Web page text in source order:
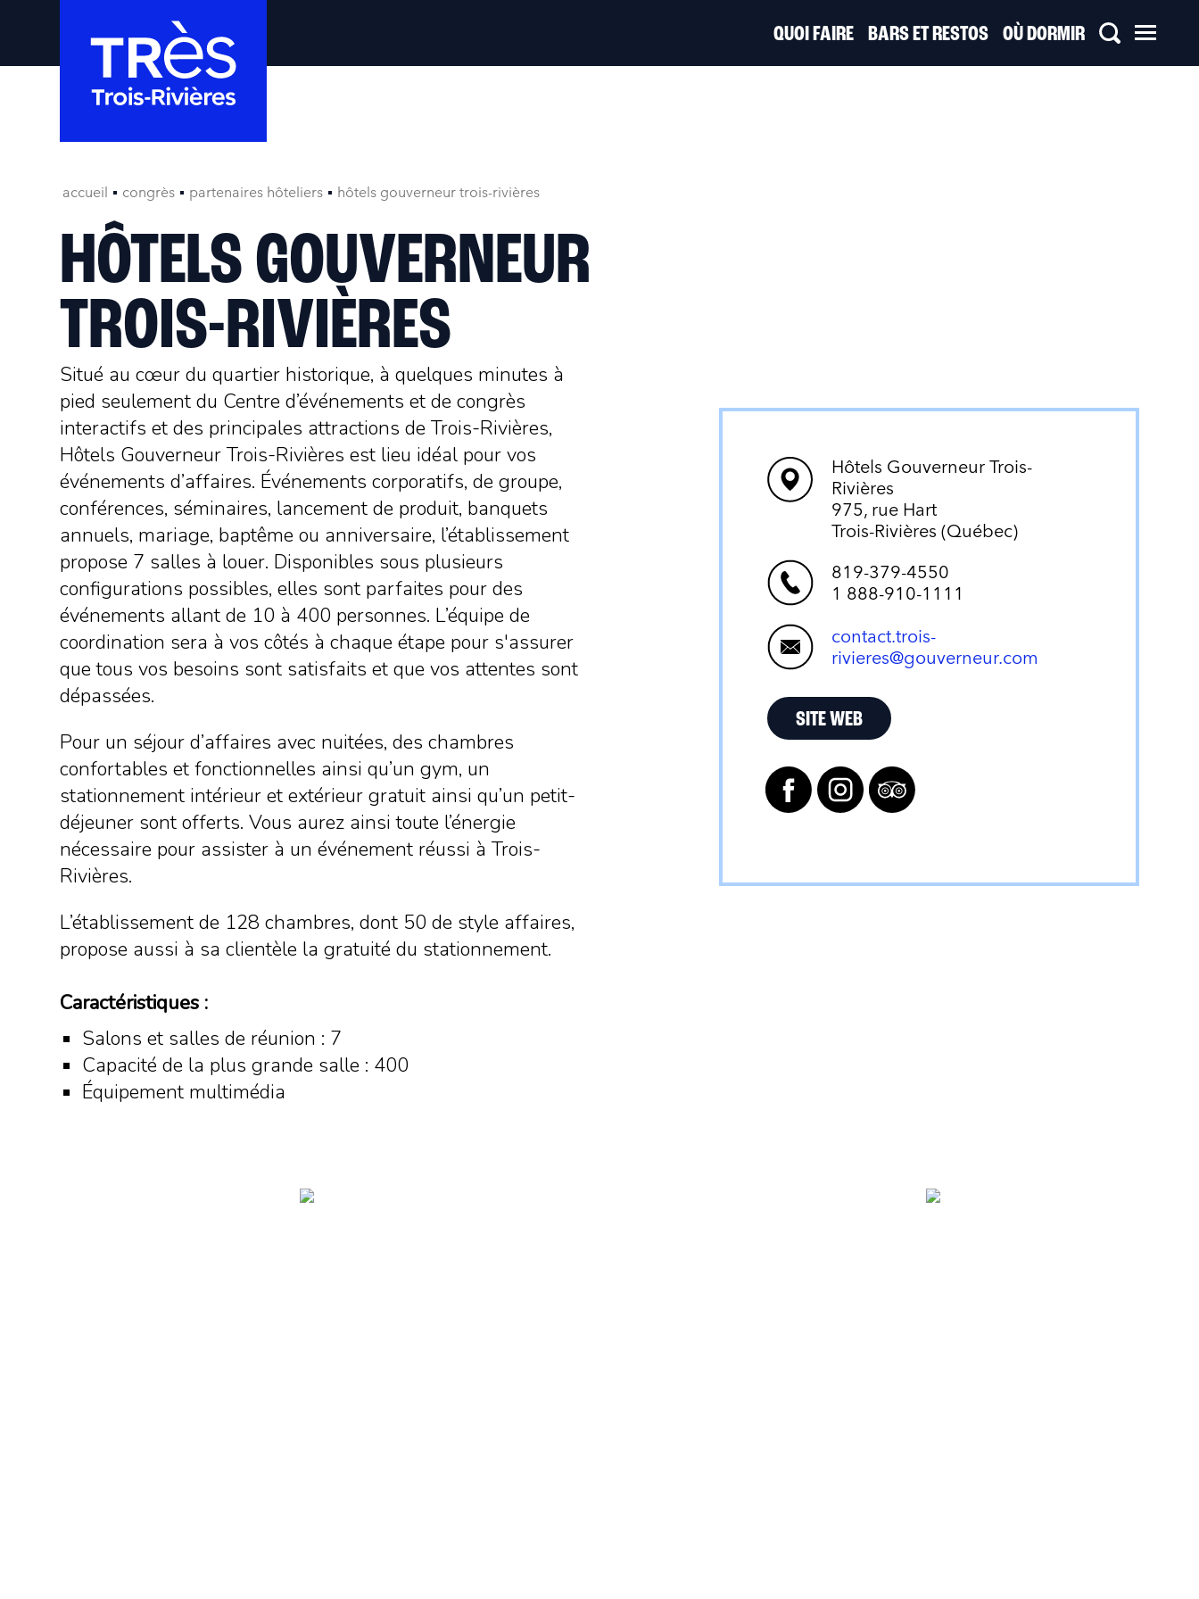
QUOI FAIRE BARS ET RESTOS OÙ DORMIR
accueil congrès partenaires hôteliers hôtels gouverneur trois-rivières
HÔTELS GOUVERNEUR
TROIS-RIVIÈRES
Situé au cœur du quartier historique, à quelques minutes à
pied seulement du Centre d’événements et de congrès
interactifs et des principales attractions de Trois-Rivières,
Hôtels Gouverneur Trois-Rivières est lieu idéal pour vos
événements d’affaires. Événements corporatifs, de groupe,
conférences, séminaires, lancement de produit, banquets
annuels, mariage, baptême ou anniversaire, l’établissement
propose 7 salles à louer. Disponibles sous plusieurs
configurations possibles, elles sont parfaites pour des
événements allant de 10 à 400 personnes. L’équipe de
coordination sera à vos côtés à chaque étape pour s'assurer
que tous vos besoins sont satisfaits et que vos attentes sont
dépassées.
Pour un séjour d’affaires avec nuitées, des chambres
confortables et fonctionnelles ainsi qu’un gym, un
stationnement intérieur et extérieur gratuit ainsi qu’un petit-
déjeuner sont offerts. Vous aurez ainsi toute l’énergie
nécessaire pour assister à un événement réussi à Trois-
Rivières.
L’établissement de 128 chambres, dont 50 de style affaires,
propose aussi à sa clientèle la gratuité du stationnement.
Caractéristiques :
Salons et salles de réunion : 7
Capacité de la plus grande salle : 400
Équipement multimédia
Hôtels Gouverneur Trois-
Rivières
975, rue Hart
Trois-Rivières (Québec)
819-379-4550
1 888-910-1111
contact.trois-
rivieres@gouverneur.com
SITE WEB